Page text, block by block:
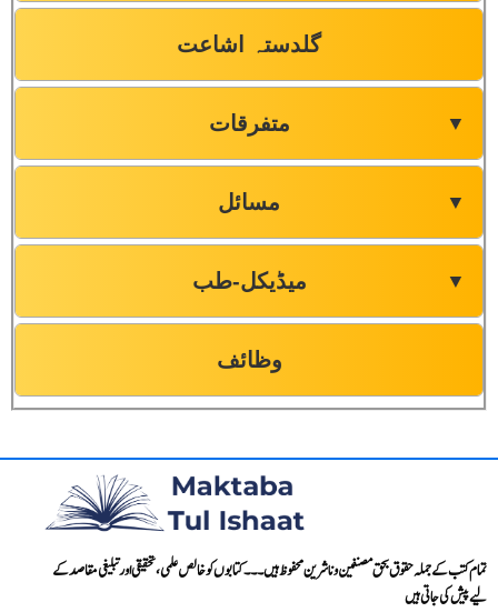
گلدستہ اشاعت
متفرقات ▼
مسائل ▼
میڈیکل-طب ▼
وظائف
تمام کتب کے جملہ حقوق بحق مصنفین و ناشرین محفوظ ہیں۔۔۔ کتابوں کو خالص علمی، تحقیقی اور تبلیغی مقاصد کے
لیے پیش کی جاتی ہیں